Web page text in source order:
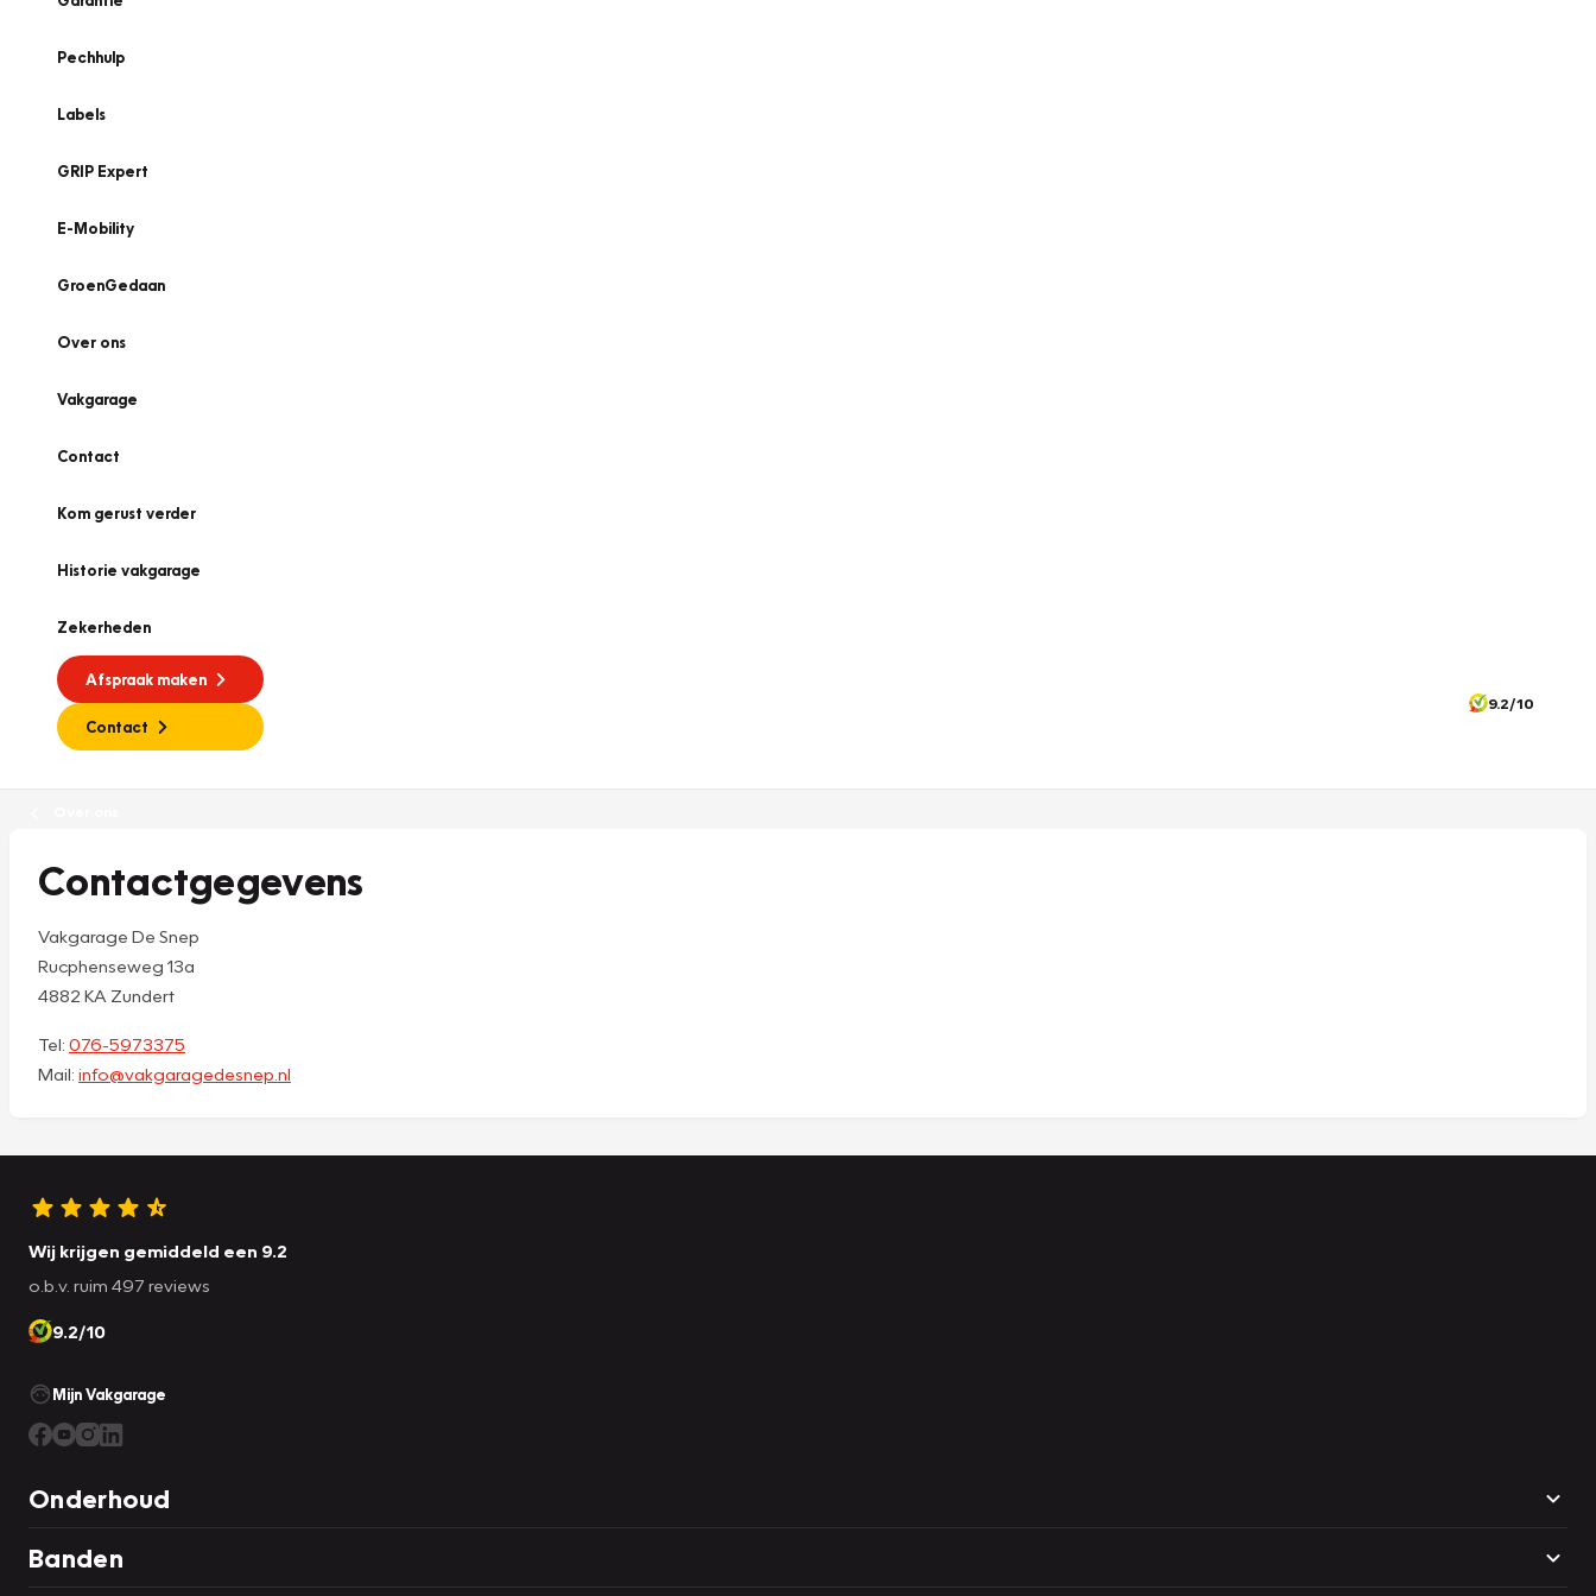
Pechhulp
Labels
GRIP Expert
E-Mobility
GroenGedaan
Over ons
Vakgarage
Contact
Kom gerust verder
Historie vakgarage
Zekerheden
Afspraak maken
Contact
9.2/10
Contactgegevens
Vakgarage De Snep
Rucphenseweg 13a
4882 KA Zundert
Tel: 076-5973375
Mail: info@vakgaragedesnep.nl
Wij krijgen gemiddeld een 9.2
o.b.v. ruim 497 reviews
9.2/10
Mijn Vakgarage
Onderhoud
Banden